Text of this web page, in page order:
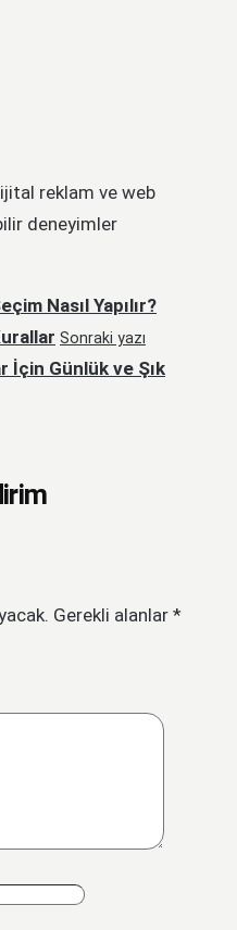
reklam ve web
deneyimler
Nasıl Yapılır?
Sonraki yazı
İçin Günlük ve Şık
Gerekli alanlar *